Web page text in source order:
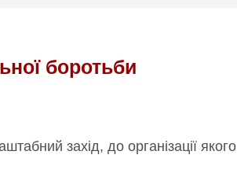
боротьби
захід, до організації якого